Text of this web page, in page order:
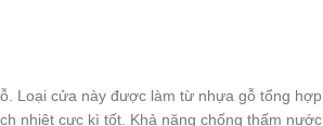
Loại cửa này được làm từ nhựa gỗ tổng hợp
nhiệt cực kì tốt. Khả năng chống thấm